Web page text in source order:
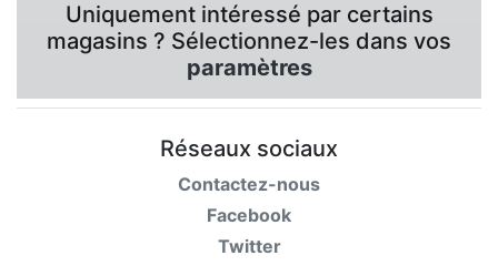
Uniquement intéressé par certains
magasins ? Sélectionnez-les dans vos
paramètres
Réseaux sociaux
Contactez-nous
Facebook
Twitter